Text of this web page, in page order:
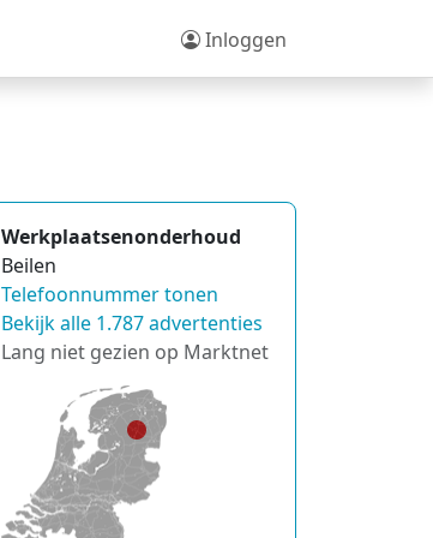
Inloggen
Werkplaatsenonderhoud
Beilen
Telefoonnummer tonen
Bekijk alle 1.787 advertenties
Lang niet gezien op Marktnet